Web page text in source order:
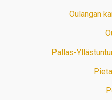
Oulangan
Pallas-